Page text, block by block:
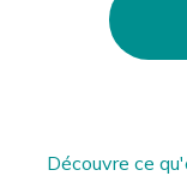
Découvre ce